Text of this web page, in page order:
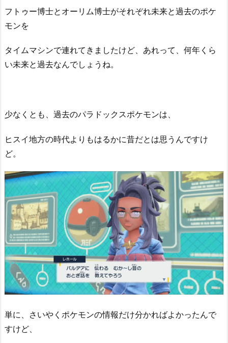
フトゥー博士とオーリム博士がそれぞれ未来と過去のポケ
モンを
タイムマシンで連れてきましたけど、あれって、何年くら
い未来と過去なんでしょうね。
少なくとも、過去のパラドックスポケモンは、
ヒスイ地方の時代よりもはるかに昔だとは思うんですけ
ど。
単に、さいやくポケモンの情報だけ分かればよかったんで
すけど、